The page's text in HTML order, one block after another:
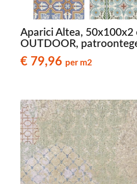
Aparici Altea, 50x100x2
OUTDOOR,
- € 79,96 per m2
€ 79,96 per m2